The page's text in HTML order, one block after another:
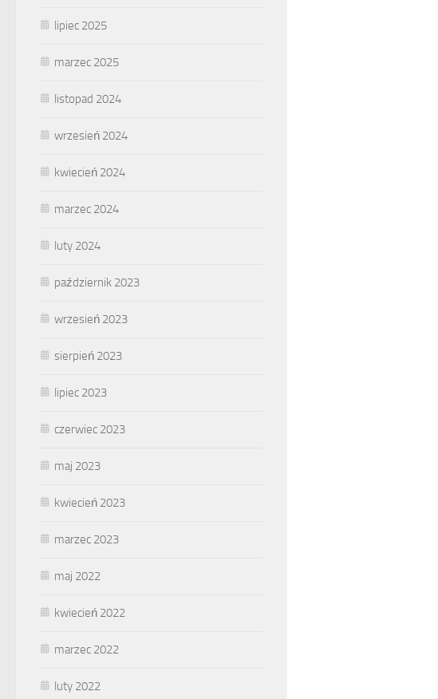
lipiec 2025
marzec 2025
listopad 2024
wrzesień 2024
kwiecień 2024
marzec 2024
luty 2024
październik 2023
wrzesień 2023
sierpień 2023
lipiec 2023
czerwiec 2023
maj 2023
kwiecień 2023
marzec 2023
maj 2022
kwiecień 2022
marzec 2022
luty 2022